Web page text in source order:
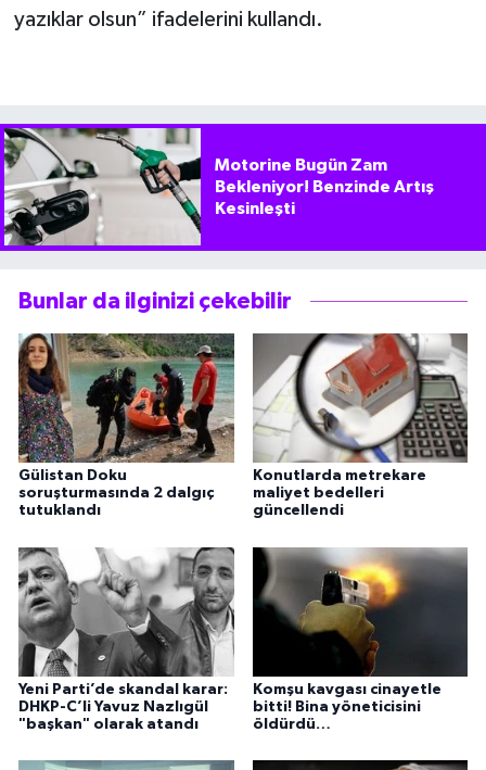
yazıklar olsun” ifadelerini kullandı.
Motorine Bugün Zam
Bekleniyor! Benzinde Artış
Kesinleşti
Bunlar da ilginizi çekebilir
Gülistan Doku
soruşturmasında 2 dalgıç
tutuklandı
Konutlarda metrekare
maliyet bedelleri
güncellendi
Yeni Parti’de skandal karar:
DHKP-C’li Yavuz Nazlıgül
"başkan" olarak atandı
Komşu kavgası cinayetle
bitti! Bina yöneticisini
öldürdü…